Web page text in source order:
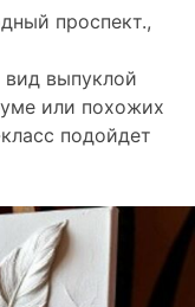
проспект.,
выпуклой
или похожих
подойдет